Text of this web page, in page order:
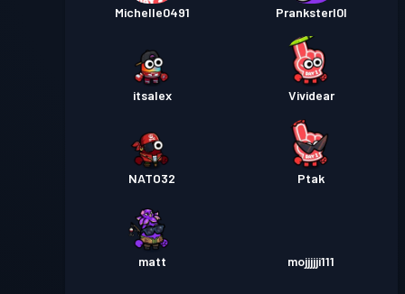
1
Przepustka bojowa Premium
Season 4
Poziom
Przepustka bojowa Premium
Season 3
Poziom
30
Przepustka bojowa Premium
Season 2
Michelle0491 Pranksterl0l
itsalex Vividear
NATO32 Ptak
matt mojjjjji111